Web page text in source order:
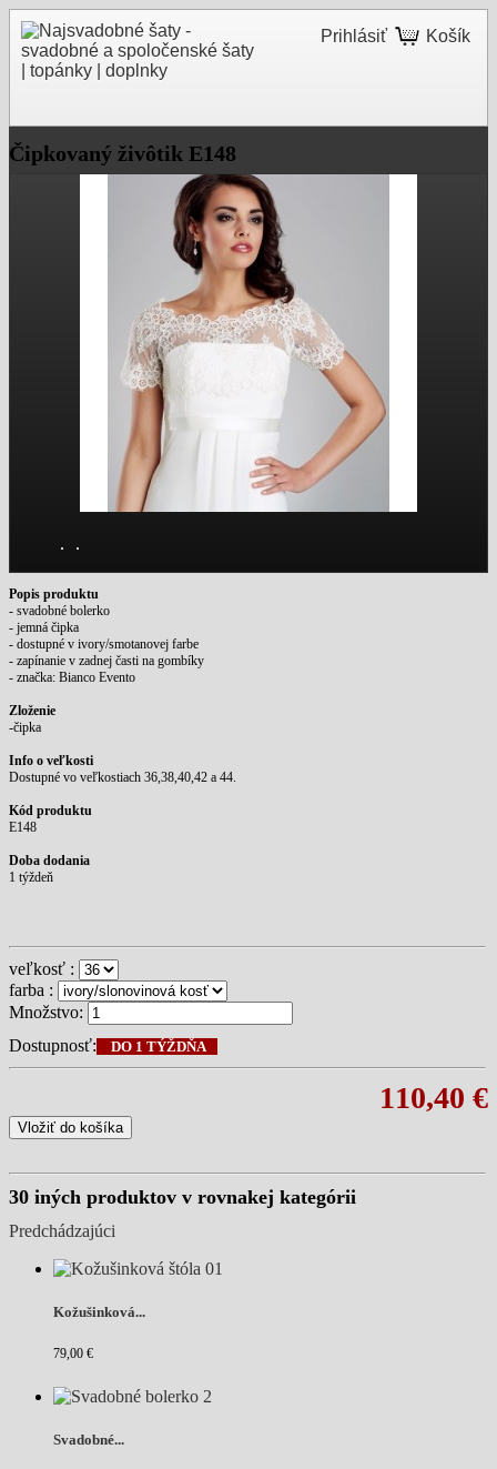
Košík
Prihlásiť
Čipkovaný živôtik E148
Popis produktu
- svadobné bolerko
- jemná čipka
- dostupné v ivory/smotanovej farbe
- zapínanie v zadnej časti na gombíky
- značka: Bianco Evento
Zloženie
-čipka
Info o veľkosti
Dostupné vo veľkostiach 36,38,40,42 a 44.
Kód produktu
E148
Doba dodania
1 týždeň
veľkosť :
farba :
Množstvo:
Dostupnosť:
DO 1 TÝŽDŇA
110,40 €
Vložiť do košíka
30 iných produktov v rovnakej kategórii
Predchádzajúci
Kožušinková...
79,00 €
Svadobné...